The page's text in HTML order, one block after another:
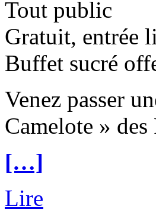
Tout public
Gratuit, entrée
Buffet sucré
Venez passer
Camelote »
[…]
Lire